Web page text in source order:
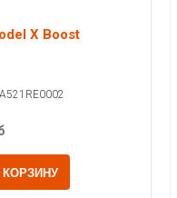
X Boost
КОРЗИНУ